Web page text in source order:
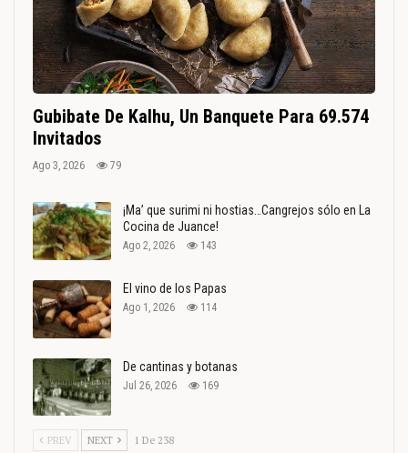
Gubibate De Kalhu, Un Banquete Para 69.574
Invitados
Ago 3, 2026 79
¡Ma’ que surimi ni hostias…Cangrejos sólo en La
Cocina de Juance!
Ago 2, 2026 143
El vino de los Papas
Ago 1, 2026 114
De cantinas y botanas
Jul 26, 2026 169
PREV NEXT 1 De 238